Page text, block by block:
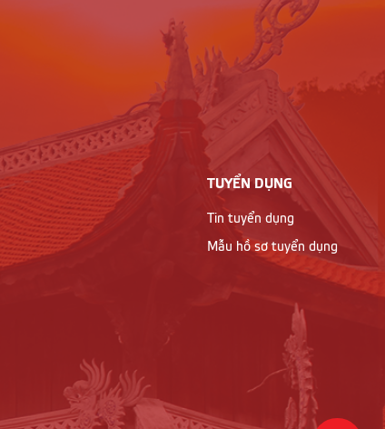
TUYỂN DỤNG
Tin tuyển dụng
Mẫu hồ sơ tuyển dụng